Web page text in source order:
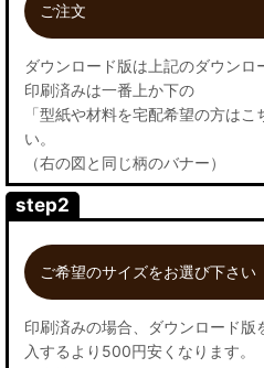
ご注文
ダウンロード版は上記のダウンロ
印刷済みは一番上か下の
「型紙や材料を宅配希望の方は
い。
（右の図と同じ柄のバナー）
step2
ご希望のサイズをお選び下さい
印刷済みの場合、ダウンロード
入するより500円安くなります。